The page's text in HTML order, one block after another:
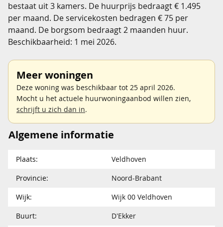
bestaat uit 3 kamers. De huurprijs bedraagt € 1.495
per maand. De servicekosten bedragen € 75 per
maand. De borgsom bedraagt 2 maanden huur.
Beschikbaarheid: 1 mei 2026.
Meer woningen
Deze woning was beschikbaar tot 25 april 2026.
Mocht u het actuele huurwoningaanbod willen zien,
schrijft u zich dan in.
Algemene informatie
Plaats:
Veldhoven
Provincie:
Noord-Brabant
Wijk:
Wijk 00 Veldhoven
Buurt:
D'Ekker